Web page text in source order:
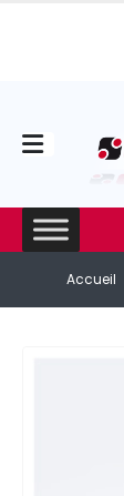
Accueil